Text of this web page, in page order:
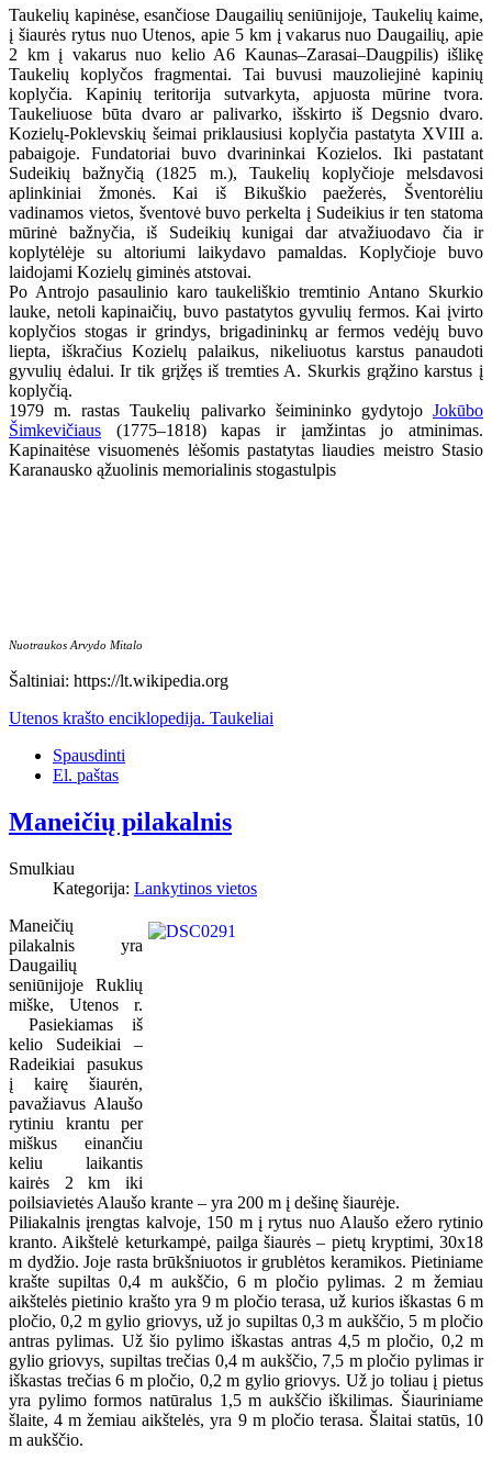
Taukelių kapinėse, esančiose Daugailių seniūnijoje, Taukelių kaime,
į šiaurės rytus nuo Utenos, apie 5 km į vakarus nuo Daugailių, apie
2 km į vakarus nuo kelio A6 Kaunas–Zarasai–Daugpilis) išlikę
Taukelių koplyčos fragmentai. Tai buvusi mauzoliejinė kapinių
koplyčia. Kapinių teritorija sutvarkyta, apjuosta mūrine tvora.
Taukeliuose būta dvaro ar palivarko, išskirto iš Degsnio dvaro.
Kozielų-Poklevskių šeimai priklausiusi koplyčia pastatyta XVIII a.
pabaigoje. Fundatoriai buvo dvarininkai Kozielos. Iki pastatant
Sudeikių bažnyčią (1825 m.), Taukelių koplyčioje melsdavosi
aplinkiniai žmonės. Kai iš Bikuškio paežerės, Šventorėliu
vadinamos vietos, šventovė buvo perkelta į Sudeikius ir ten statoma
mūrinė bažnyčia, iš Sudeikių kunigai dar atvažiuodavo čia ir
koplytėlėje su altoriumi laikydavo pamaldas. Koplyčioje buvo
laidojami Kozielų giminės atstovai.
Po Antrojo pasaulinio karo taukeliškio tremtinio Antano Skurkio
lauke, netoli kapinaičių, buvo pastatytos gyvulių fermos. Kai įvirto
koplyčios stogas ir grindys, brigadininkų ar fermos vedėjų buvo
liepta, iškračius Kozielų palaikus, nikeliuotus karstus panaudoti
gyvulių ėdalui. Ir tik grįžęs iš tremties A. Skurkis grąžino karstus į
koplyčią.
1979 m. rastas Taukelių palivarko šeimininko gydytojo Jokūbo
Šimkevičiaus (1775–1818) kapas ir įamžintas jo atminimas.
Kapinaitėse visuomenės lėšomis pastatytas liaudies meistro Stasio
Karanausko ąžuolinis memorialinis stogastulpis
Nuotraukos Arvydo Mitalo
Šaltiniai: https://lt.wikipedia.org
Utenos krašto enciklopedija. Taukeliai
Spausdinti
El. paštas
Maneičių pilakalnis
Smulkiau
Kategorija: Lankytinos vietos
Maneičių
pilakalnis yra
Daugailių
seniūnijoje Ruklių
miške, Utenos r.
Pasiekiamas iš
kelio Sudeikiai –
Radeikiai pasukus
į kairę šiaurėn,
pavažiavus Alaušo
rytiniu krantu per
miškus einančiu
keliu laikantis
kairės 2 km iki
poilsiavietės Alaušo krante – yra 200 m į dešinę šiaurėje.
Piliakalnis įrengtas kalvoje, 150 m į rytus nuo Alaušo ežero rytinio
kranto. Aikštelė keturkampė, pailga šiaurės – pietų kryptimi, 30x18
m dydžio. Joje rasta brūkšniuotos ir grublėtos keramikos. Pietiniame
krašte supiltas 0,4 m aukščio, 6 m pločio pylimas. 2 m žemiau
aikštelės pietinio krašto yra 9 m pločio terasa, už kurios iškastas 6 m
pločio, 0,2 m gylio griovys, už jo supiltas 0,3 m aukščio, 5 m pločio
antras pylimas. Už šio pylimo iškastas antras 4,5 m pločio, 0,2 m
gylio griovys, supiltas trečias 0,4 m aukščio, 7,5 m pločio pylimas ir
iškastas trečias 6 m pločio, 0,2 m gylio griovys. Už jo toliau į pietus
yra pylimo formos natūralus 1,5 m aukščio iškilimas. Šiauriniame
šlaite, 4 m žemiau aikštelės, yra 9 m pločio terasa. Šlaitai statūs, 10
m aukščio.